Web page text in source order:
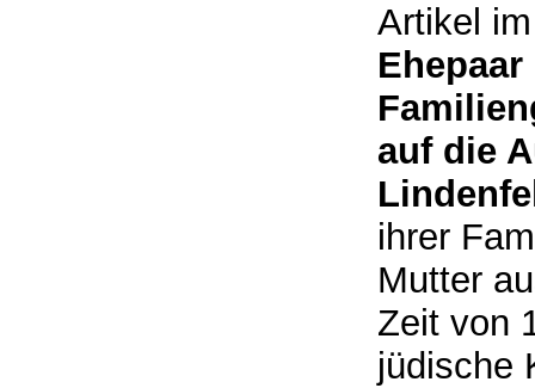
Artikel
auf die
ihrer
Mutter
Zeit von
jüdische